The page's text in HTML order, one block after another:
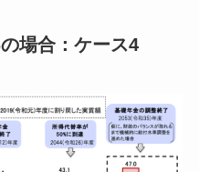
場合：ケース4